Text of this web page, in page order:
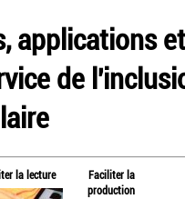
applications et
de
la lecture
Faciliter la
production